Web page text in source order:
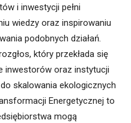
i inwestycji pełni
wiedzy oraz inspirowaniu
podobnych działań.
który przekłada się
inwestorów oraz instytucji
skalowania ekologicznych
Energetycznej to
mogą